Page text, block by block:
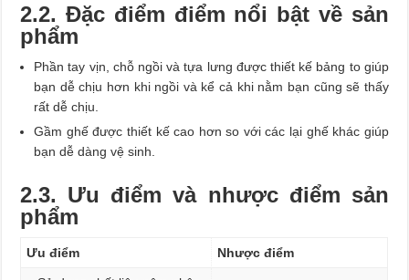
2.2. Đặc điểm điểm nổi bật về sản
phẩm
Phần tay vịn, chỗ ngồi và tựa lưng được thiết kế bảng to giúp
bạn dễ chịu hơn khi ngồi và kể cả khi nằm bạn cũng sẽ thấy
rất dễ chịu.
Gầm ghế được thiết kế cao hơn so với các lại ghế khác giúp
bạn dễ dàng vệ sinh.
2.3. Ưu điểm và nhược điểm sản
phẩm
Ưu điểm Nhược điểm